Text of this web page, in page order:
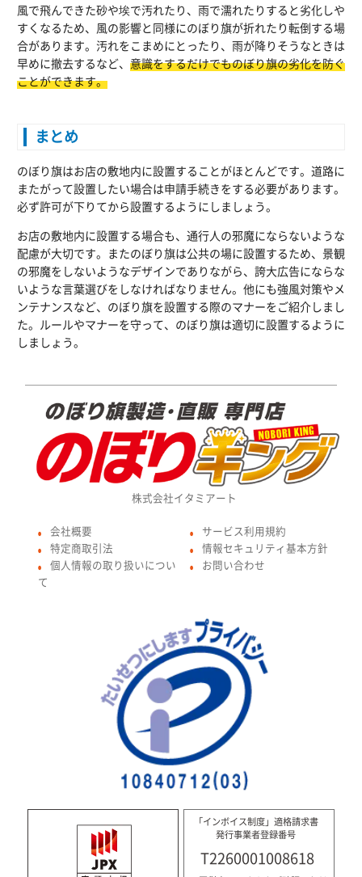
風で飛んできた砂や埃で汚れたり、雨で濡れたりすると劣化しや
すくなるため、風の影響と同様にのぼり旗が折れたり転倒する場
合があります。汚れをこまめにとったり、雨が降りそうなときは
早めに撤去するなど、 意識をするだけでものぼり旗の劣化を防ぐ
ことができます。
まとめ
のぼり旗はお店の敷地内に設置することがほとんどです。道路に
またがって設置したい場合は申請手続きをする必要があります。
必ず許可が下りてから設置するようにしましょう。
お店の敷地内に設置する場合も、通行人の邪魔にならないような
配慮が大切です。またのぼり旗は公共の場に設置するため、景観
の邪魔をしないようなデザインでありながら、誇大広告にならな
いような言葉選びをしなければなりません。他にも強風対策やメ
ンテナンスなど、のぼり旗を設置する際のマナーをご紹介しまし
た。ルールやマナーを守って、のぼり旗は適切に設置するように
しましょう。
株式会社イタミアート
● 会社概要
● 特定商取引法
●
個人情報の取り扱いについ
て
● サービス利用規約
● 情報セキュリティ基本方針
● お問い合わせ
「インボイス制度」適格請求書
発行事業者登録番号
T2260001008618